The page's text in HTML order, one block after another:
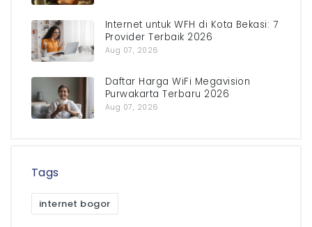
Internet untuk WFH di Kota Bekasi: 7
Provider Terbaik 2026
Aug 07, 2026
Daftar Harga WiFi Megavision
Purwakarta Terbaru 2026
Aug 07, 2026
Tags
internet bogor